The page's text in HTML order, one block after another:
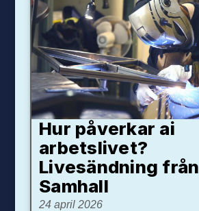
Hur påverkar ai
arbetslivet?
Livesändning från
Samhall
24 april 2026